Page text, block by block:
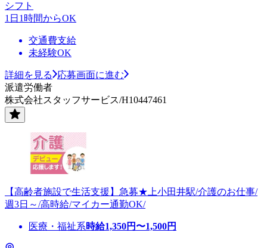
シフト
1日1時間からOK
交通費支給
未経験OK
詳細を見る
応募画面に進む
派遣労働者
株式会社スタッフサービス/H10447461
【高齢者施設で生活支援】急募★上小田井駅/介護のお仕事/
週3日～/高時給/マイカー通勤OK/
医療・福祉系時給1,350円〜1,500円